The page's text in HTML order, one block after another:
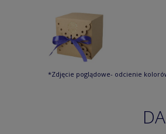
*Zdjęcie poglądowe- odcienie